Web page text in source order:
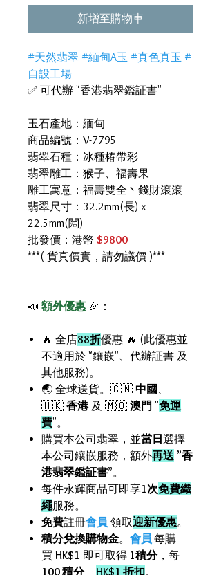
新增至購物車
#天然翡翠 #緬甸A玉 #真色真玉 #
自設工場
✅ 可代辦 "香港翡翠鑑証書"
玉石產地：緬甸
商品編號：V-7795
翡翠石種：冰種椿帶彩
翡翠雕工：猴子、福壽果
雕工寓意：福壽雙全丶錢財滾滾
翡翠尺寸：32.2mm(長) x
22.5mm(闊)
批發價：港幣 $9800
***( 貨真價實，請勿議價 )***
📣 額外優惠 🎉：
🔥 全店88折優惠 🔥 (此優惠並
不適用於 "鑲嵌"、代辦証書 及
其他服務)。
🌏 全球送貨。🇨🇳 中國 、
🇭🇰 香港及 🇲🇴 澳門 "免運
費"。
購買本公司翡翠，並當日 選擇
本公司鑲嵌服務，額外再送 ”香
港翡翠鑑証書”。
每件永輝商品可即享1次免費織
繩服務。
免費註冊會員 領取迎新優惠。
積分兌換購物金。 會員 每購
買 HK$1 即可取得 1積分，每
100 積分= HK$1 折扣。